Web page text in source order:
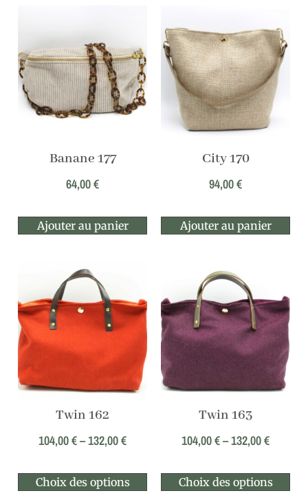
Banane 177
64,00€
Ajouter au panier
City 170
94,00€
Ajouter au panier
Twin 162
104,00€–132,00€
Choix des options
Twin 163
104,00€–132,00€
Choix des options